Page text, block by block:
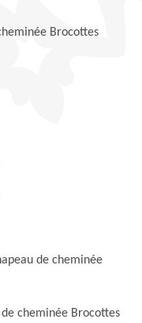
Brocottes
de cheminée
cheminée Brocottes